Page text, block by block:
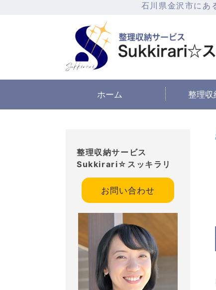
石川県金沢市にあ
ホーム 整理収
整理収納サービス
Sukkirari☆スッキラリ
お問い合わせ